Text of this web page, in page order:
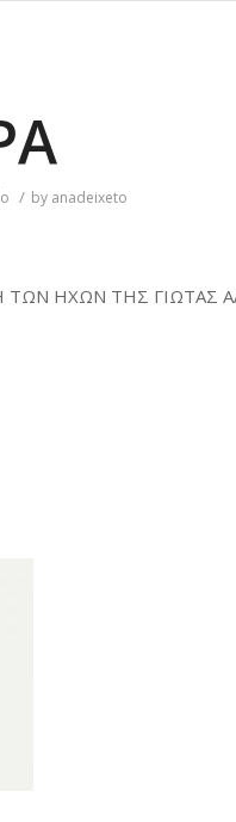
/ by anadeixeto
ΤΩΝ ΗΧΩΝ ΤΗΣ ΓΙΩΤΑΣ